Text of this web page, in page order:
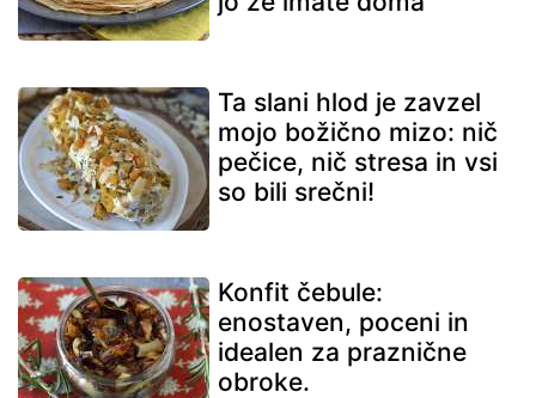
Ta slani hlod je zavzel
mojo božično mizo: nič
pečice, nič stresa in vsi
so bili srečni!
Konfit čebule:
enostaven, poceni in
idealen za praznične
obroke.